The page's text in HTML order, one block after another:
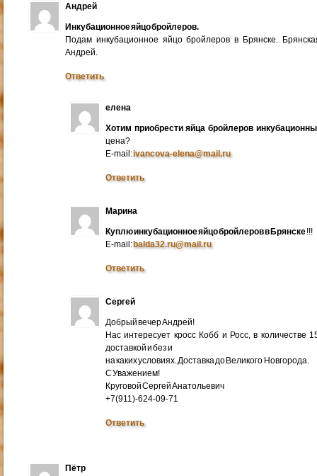
Андрей
Инкубационное яйцо бройлеров.
Подам инкубационное яйцо бройлеров в Брянске.
Андрей.
Ответить
елена
Хотим приобрести яйца бройлеров
цена?
E-mail:ivancova-elena@mail.ru
Ответить
Марина
Куплю инкубационное яйцо бройлеров в Брянске!!!
E-mail:balda32.ru@mail.ru
Ответить
Сергей
Добрый вечер Андрей!
Нас интересует кросс Кобб и Росс, в количестве
доставкой и без и
на каких условиях. Доставка до Великого Новгорода.
С Уважением!
Круговой Сергей Анатольевич
+7(911)-624-09-71
Ответить
Пётр